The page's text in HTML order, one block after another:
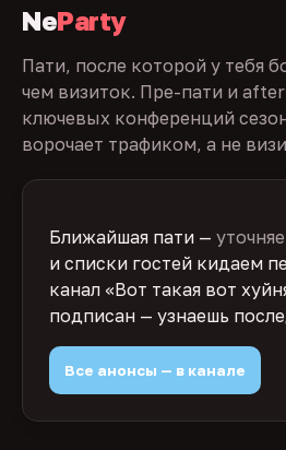
NeParty
Пати, после которой у тебя
чем визиток. Пре-пати и
ключевых конференций
ворочает трафиком, а не
Ближайшая пати —
и списки гостей кидаем
канал «Вот такая вот
подписан — узнаешь
Все анонсы — в канале